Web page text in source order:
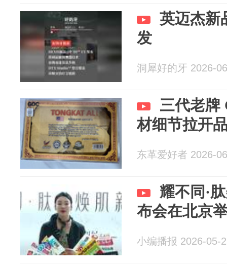
英迈杰新
发
洞犀好的牙 2026-
三代老牌
材细节拉开
东革爱好者 2026-
耀不同·
布会在北京
小编播报 2026-05-